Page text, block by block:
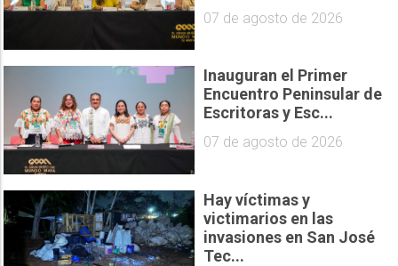
07 de agosto de 2026
Inauguran el Primer
Encuentro Peninsular de
Escritoras y Esc...
07 de agosto de 2026
Hay víctimas y
victimarios en las
invasiones en San José
Tec...